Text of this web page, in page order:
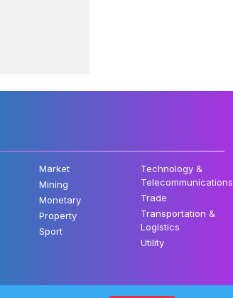
Market
Mining
Monetary
Property
Sport
Technology &
Telecommunications
Trade
Transportation &
Logistics
Utility